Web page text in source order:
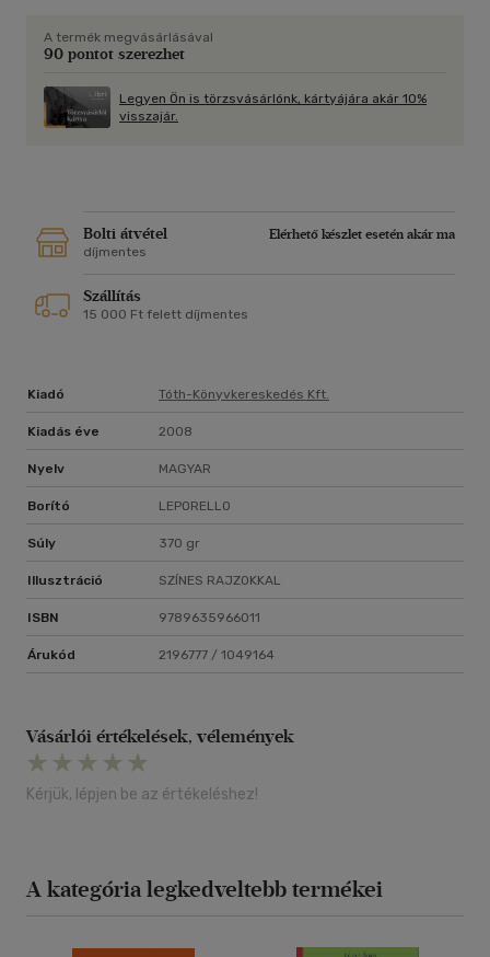
A termék megvásárlásával
90 pontot szerezhet
Legyen Ön is törzsvásárlónk, kártyájára akár 10%
visszajár.
Bolti átvétel
Elérhető készlet esetén akár ma
díjmentes
Szállítás
15 000 Ft felett díjmentes
Kiadó Tóth-Könyvkereskedés Kft.
Kiadás éve 2008
Nyelv MAGYAR
Borító LEPORELLO
Súly 370 gr
Illusztráció SZÍNES RAJZOKKAL
ISBN 9789635966011
Árukód 2196777 / 1049164
Vásárlói értékelések, vélemények
Kérjük, lépjen be az értékeléshez!
A kategória legkedveltebb termékei